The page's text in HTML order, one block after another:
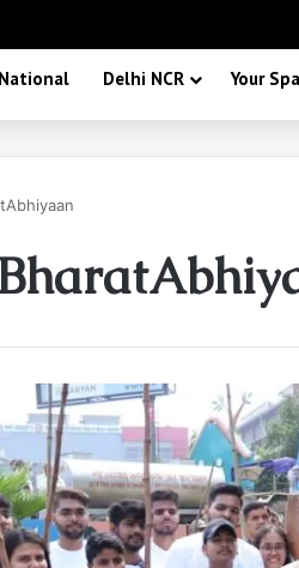
National Delhi NCR Your